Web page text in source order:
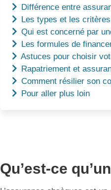
Différence entre
Les types et les
Qui est concerné par
Les formules de
Astuces pour choisir
Rapatriement et
Comment résilier son
Pour aller plus loin
Qu’est-ce